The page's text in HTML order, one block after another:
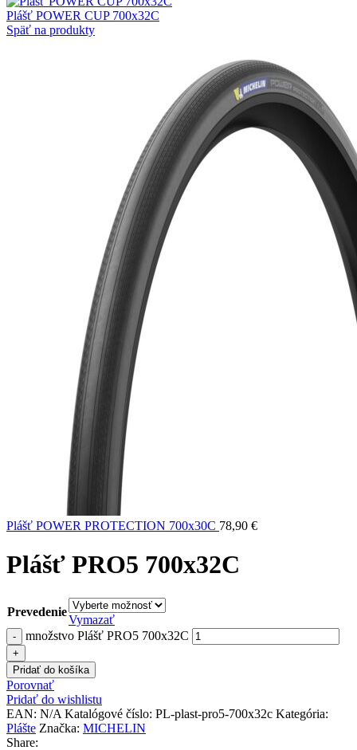
Plášť POWER CUP 700x32C
Späť na produkty
Plášť POWER PROTECTION 700x30C 78,90 €
Plášť PRO5 700x32C
Prevedenie
Vymazať
množstvo Plášť PRO5 700x32C
Pridať do košíka
Porovnať
Pridať do wishlistu
EAN: N/A Katalógové číslo: PL-plast-pro5-700x32c Kategória:
Plášte Značka: MICHELIN
Share: